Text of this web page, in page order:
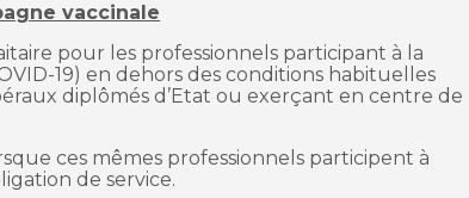
vaccinale
pour les professionnels participant à la
19) en dehors des conditions habituelles
diplômés d’Etat ou exerçant en centre de
ces mêmes professionnels participent à
de service.